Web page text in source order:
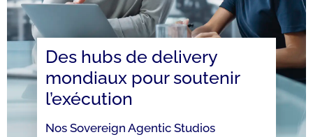
Des hubs de delivery
mondiaux pour soutenir
l’exécution
Nos Sovereign Agentic Studios